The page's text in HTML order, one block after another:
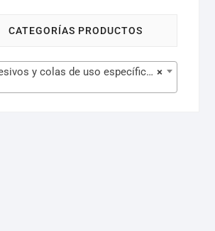
CATEGORÍAS PRODUCTOS
×
y colas de uso específico (85)